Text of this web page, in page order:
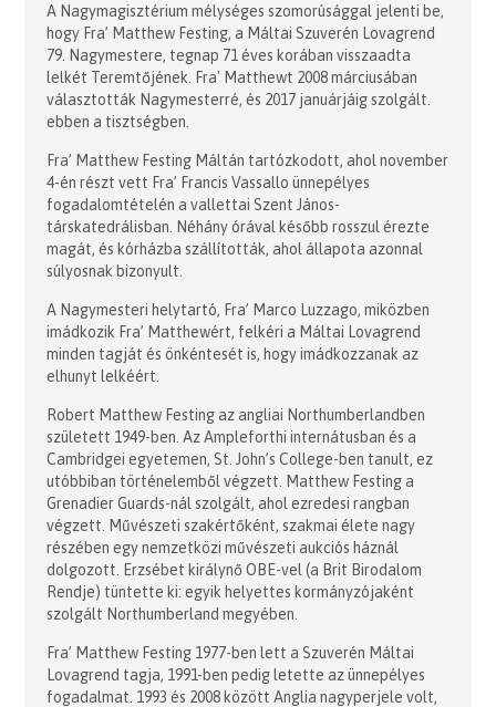
A Nagymagisztérium mélységes szomorúsággal jelenti be,
hogy Fra’ Matthew Festing, a Máltai Szuverén Lovagrend
79. Nagymestere, tegnap 71 éves korában visszaadta
lelkét Teremtőjének. Fra' Matthewt 2008 márciusában
választották Nagymesterré, és 2017 januárjáig szolgált.
ebben a tisztségben.
Fra’ Matthew Festing Máltán tartózkodott, ahol november
4-én részt vett Fra’ Francis Vassallo ünnepélyes
fogadalomtételén a vallettai Szent János-
társkatedrálisban. Néhány órával később rosszul érezte
magát, és kórházba szállították, ahol állapota azonnal
súlyosnak bizonyult.
A Nagymesteri helytartó, Fra’ Marco Luzzago, miközben
imádkozik Fra’ Matthewért, felkéri a Máltai Lovagrend
minden tagját és önkéntesét is, hogy imádkozzanak az
elhunyt lelkéért.
Robert Matthew Festing az angliai Northumberlandben
született 1949-ben. Az Ampleforthi internátusban és a
Cambridgei egyetemen, St. John’s College-ben tanult, ez
utóbbiban történelemből végzett. Matthew Festing a
Grenadier Guards-nál szolgált, ahol ezredesi rangban
végzett. Művészeti szakértőként, szakmai élete nagy
részében egy nemzetközi művészeti aukciós háznál
dolgozott. Erzsébet királynő OBE-vel (a Brit Birodalom
Rendje) tüntette ki: egyik helyettes kormányzójaként
szolgált Northumberland megyében.
Fra’ Matthew Festing 1977-ben lett a Szuverén Máltai
Lovagrend tagja, 1991-ben pedig letette az ünnepélyes
fogadalmat. 1993 és 2008 között Anglia nagyperjele volt,